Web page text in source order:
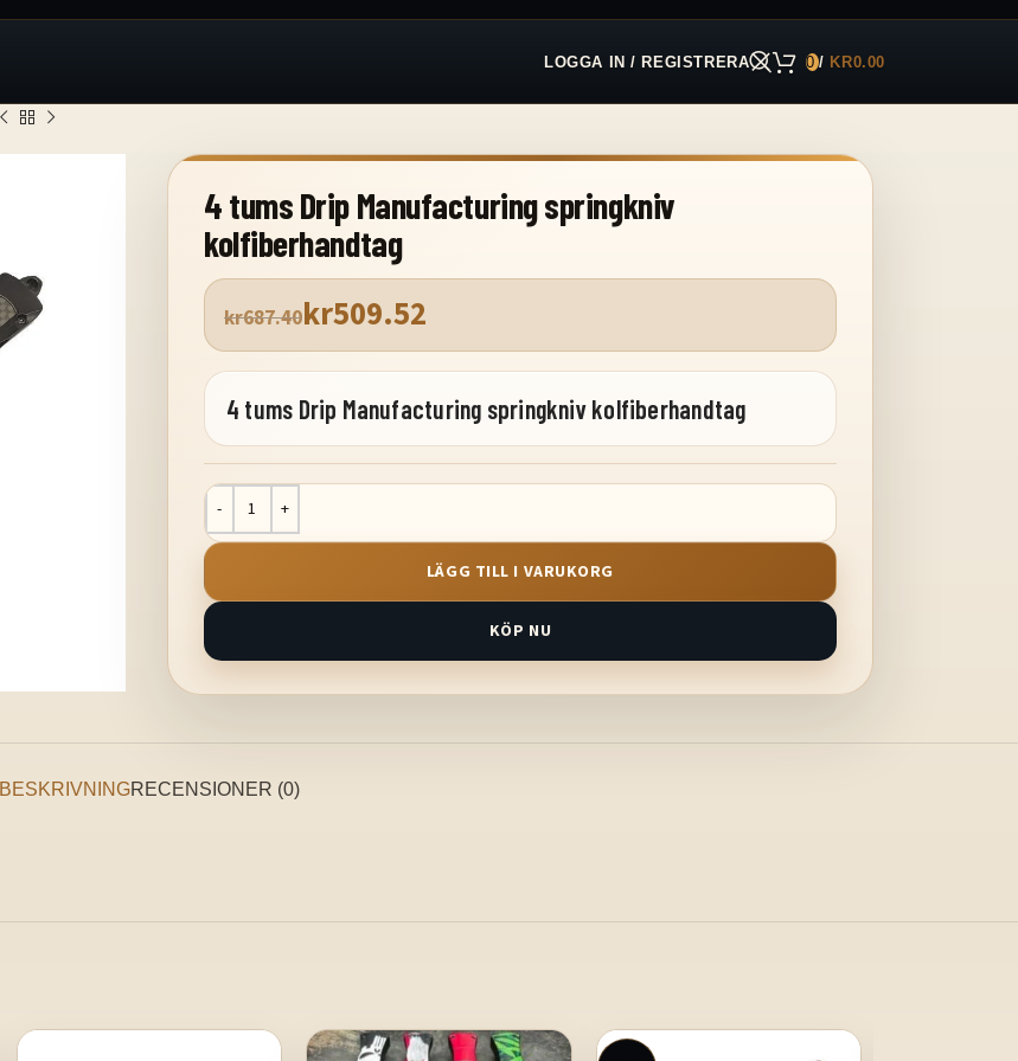
LOGGA IN / REGISTRERA 0/ KR0.00
4 tums Drip Manufacturing springkniv
kolfiberhandtag
kr687.40kr509.52
4 tums Drip Manufacturing springkniv kolfiberhandtag
LÄGG TILL I VARUKORG
KÖP NU
BESKRIVNINGRECENSIONER (0)